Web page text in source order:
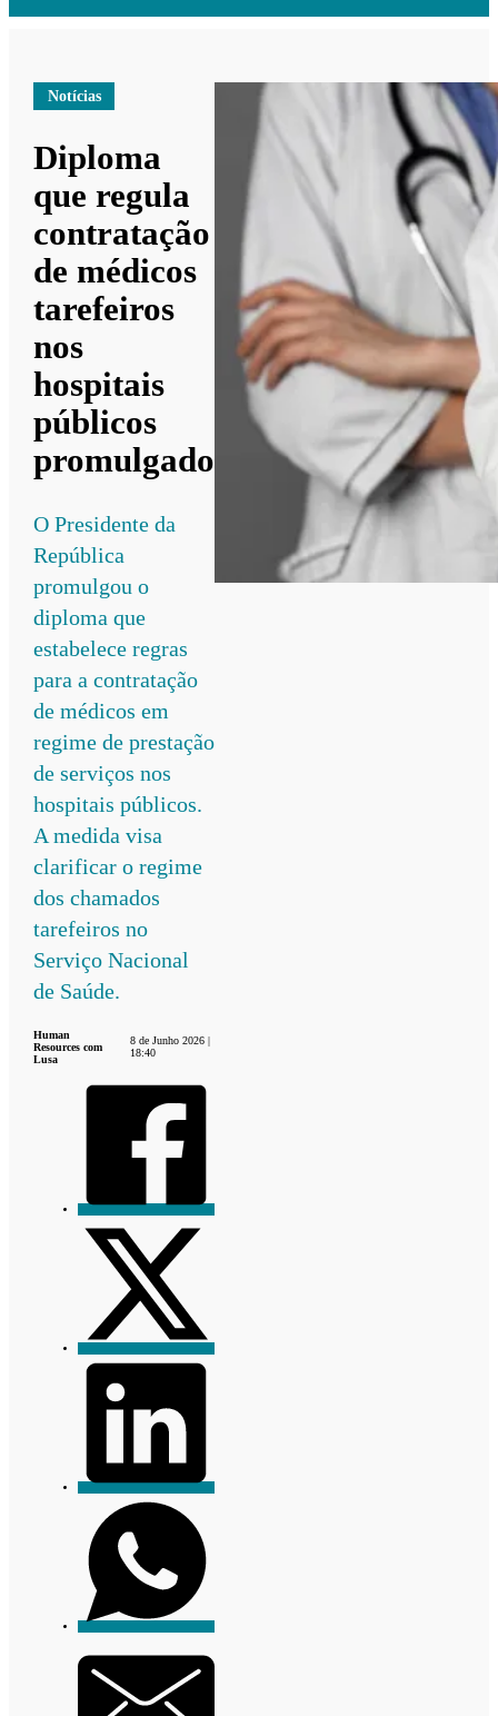
Notícias
Diploma
que regula
contratação
de médicos
tarefeiros
nos
hospitais
públicos
promulgado
O Presidente da
República
promulgou o
diploma que
estabelece regras
para a contratação
de médicos em
regime de prestação
de serviços nos
hospitais públicos.
A medida visa
clarificar o regime
dos chamados
tarefeiros no
Serviço Nacional
de Saúde.
Human
Resources com
Lusa
8 de Junho 2026 |
18:40